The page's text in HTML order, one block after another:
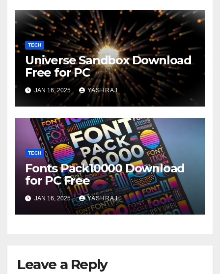
TECH
Universe Sandbox Download
Free for PC
JAN 16, 2025 YASHRAJ
TECH
Fonts Pack10000 Download
for PC Free
JAN 16, 2025 YASHRAJ
Leave a Reply